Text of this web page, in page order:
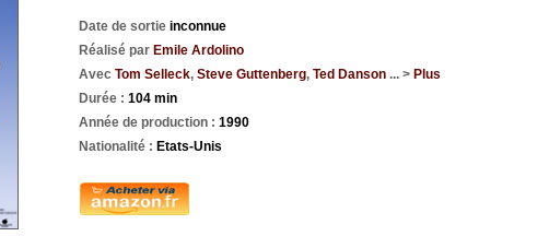
Date de sortie inconnue
Réalisé par Emile Ardolino
Avec Tom Selleck, Steve Guttenberg, Ted Danson ... > Plus
Durée : 104 min
Année de production : 1990
Nationalité : Etats-Unis